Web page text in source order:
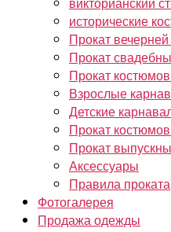
исторические
Прокат
Прокат
Прокат
Взрослые
Детские
Прокат
Прокат
Аксессуары
Правила проката
Фотогалерея
Продажа одежды